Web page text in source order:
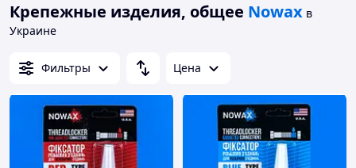
Крепежные изделия, общее Nowax в
Украине
Фильтры Цена